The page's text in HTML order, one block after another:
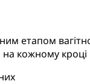
етапом
кожному кроці